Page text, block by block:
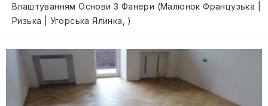
Влаштуванням Основи З Фанери (малюнок Французька |
Ризька | Угорська Ялинка, )